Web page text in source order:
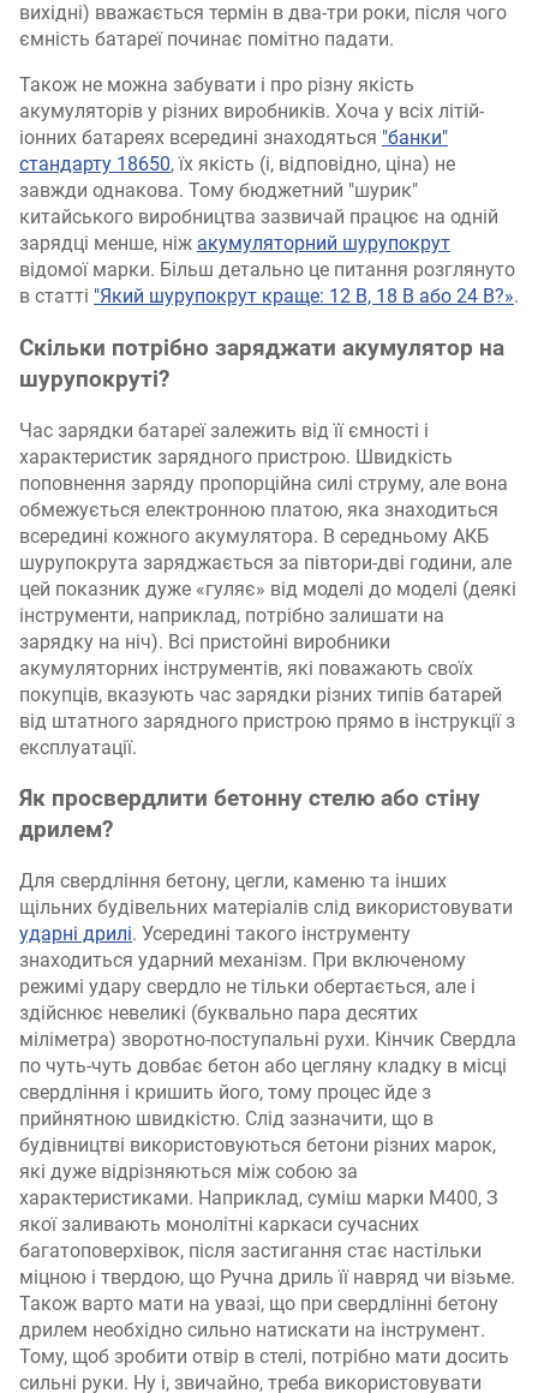
вихідні) вважається термін в два-три роки, після чого
ємність батареї починає помітно падати.
Також не можна забувати і про різну якість
акумуляторів у різних виробників. Хоча у всіх літій-
іонних батареях всередині знаходяться "банки"
стандарту 18650, їх якість (і, відповідно, ціна) не
завжди однакова. Тому бюджетний "шурик"
китайського виробництва зазвичай працює на одній
зарядці менше, ніж акумуляторний шурупокрут
відомої марки. Більш детально це питання розглянуто
в статті "Який шурупокрут краще: 12 В, 18 В або 24 В?».
Скільки потрібно заряджати акумулятор на
шурупокруті?
Час зарядки батареї залежить від її ємності і
характеристик зарядного пристрою. Швидкість
поповнення заряду пропорційна силі струму, але вона
обмежується електронною платою, яка знаходиться
всередині кожного акумулятора. В середньому АКБ
шурупокрута заряджається за півтори-дві години, але
цей показник дуже «гуляє» від моделі до моделі (деякі
інструменти, наприклад, потрібно залишати на
зарядку на ніч). Всі пристойні виробники
акумуляторних інструментів, які поважають своїх
покупців, вказують час зарядки різних типів батарей
від штатного зарядного пристрою прямо в інструкції з
експлуатації.
Як просвердлити бетонну стелю або стіну
дрилем?
Для свердління бетону, цегли, каменю та інших
щільних будівельних матеріалів слід використовувати
ударні дрилі. Усередині такого інструменту
знаходиться ударний механізм. При включеному
режимі удару свердло не тільки обертається, але і
здійснює невеликі (буквально пара десятих
міліметра) зворотно-поступальні рухи. Кінчик Свердла
по чуть-чуть довбає бетон або цегляну кладку в місці
свердління і кришить його, тому процес йде з
прийнятною швидкістю. Слід зазначити, що в
будівництві використовуються бетони різних марок,
які дуже відрізняються між собою за
характеристиками. Наприклад, суміш марки М400, З
якої заливають монолітні каркаси сучасних
багатоповерхівок, після застигання стає настільки
міцною і твердою, що Ручна дриль її навряд чи візьме.
Також варто мати на увазі, що при свердлінні бетону
дрилем необхідно сильно натискати на інструмент.
Тому, щоб зробити отвір в стелі, потрібно мати досить
сильні руки. Ну і, звичайно, треба використовувати